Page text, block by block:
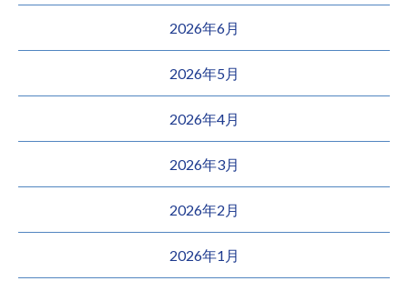
2026年6月
2026年5月
2026年4月
2026年3月
2026年2月
2026年1月